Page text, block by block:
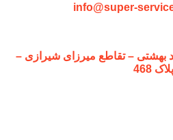
info@super-
بهشتی – تقاطع میرزای شیرازی –
پلاک 468